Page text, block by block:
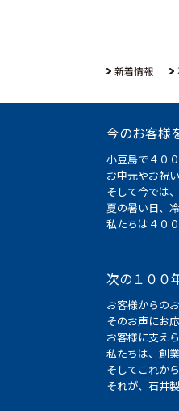
新着情報
今のお客様
小豆島で４０
お中元やお祝
そして今では
夏の暑い日、
私たちは４０
次の１００
お客様からの
そのお声にお
お客様に支え
私たちは、創
そしてこれか
それが、石井